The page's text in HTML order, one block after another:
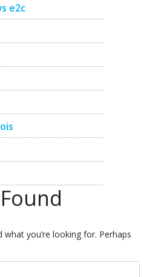
e2c
what you’re looking for. Perhaps